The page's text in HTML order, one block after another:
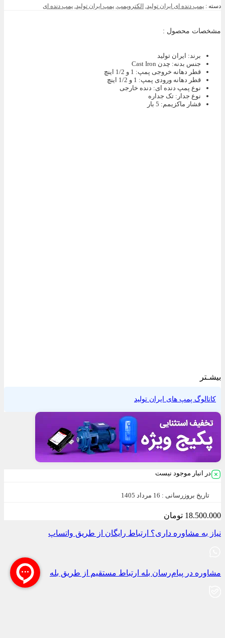
دسته : پمپ دنده ای ایران تولید الکتروپمپ پمپ ایران تولید پمپ دنده ای
مشخصات محصول :
برند : ایران تولید
جنس بدنه: چدن Cast Iron
قطر دهانه خروجی پمپ: 1 و 1/2 اینچ
قطر دهانه ورودی پمپ: 1 و 1/2 اینچ
نوع پمپ دنده ای: دنده خارجی
نوع جدار : تک جداره
فشار ماکزیمم : 5 بار
بیشـتر
کاتالوگ پمپ های ایران تولید
در انبار موجود نیست
تاریخ بروزرسانی : 16 مرداد 1405
18.500.000 تومان
نیاز به مشاوره داری؟ ارتباط رایگان از طریق واتساپ
مشاوره در پیام‌رسان بله ارتباط مستقیم از طریق بله